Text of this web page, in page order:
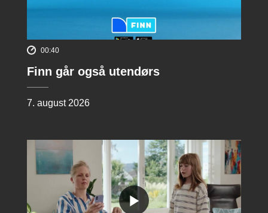
00:40
Finn går også utendørs
7. august 2026